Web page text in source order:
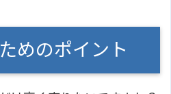
めのポイント